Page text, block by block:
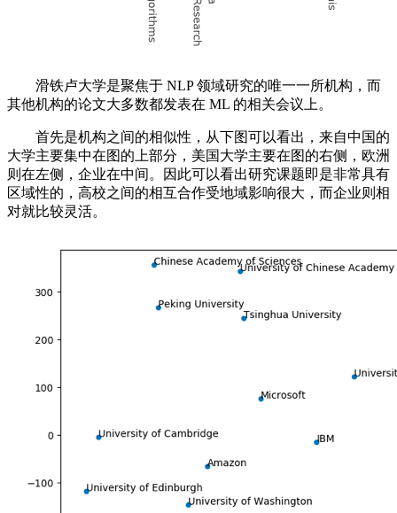
滑铁卢大学是聚焦于 NLP 领域研究的唯一一所机构，而
其他机构的论文大多数都发表在 ML 的相关会议上。
首先是机构之间的相似性，从下图可以看出，来自中国的
大学主要集中在图的上部分，美国大学主要在图的右侧，欧洲
则在左侧，企业在中间。因此可以看出研究课题即是非常具有
区域性的，高校之间的相互合作受地域影响很大，而企业则相
对就比较灵活。